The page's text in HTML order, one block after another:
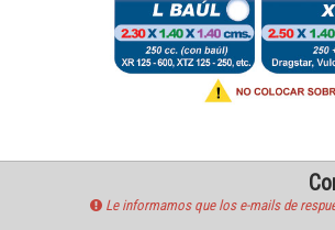
Le informamos que los e-mails de